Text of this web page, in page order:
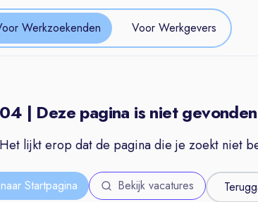
Werkzoekenden Voor Werkgevers
| Deze pagina is niet
lijkt erop dat de pagina die je zoekt niet
Startpagina Bekijk vacatures